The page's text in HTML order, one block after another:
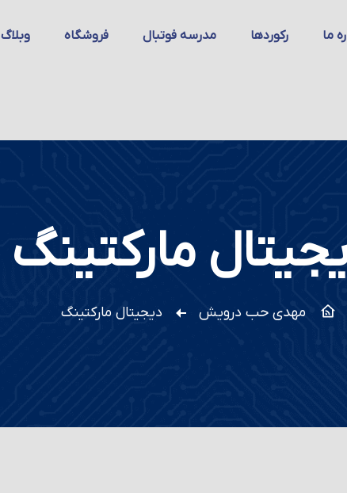
ما رکوردها مدرسه فوتبال فروشگاه وبلاگ
مارکتینگ
مهدی حب درویش دیجیتال مارکتینگ